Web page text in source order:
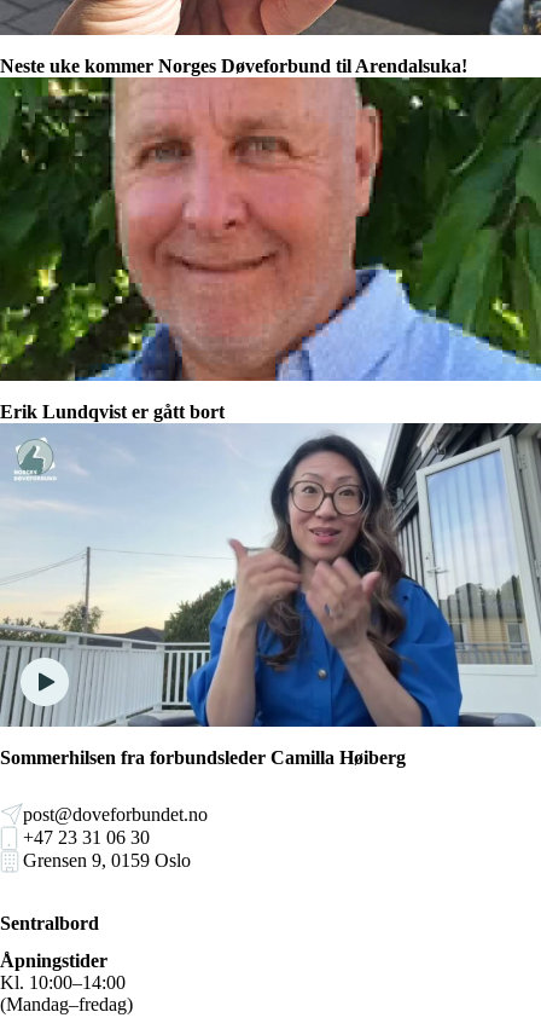
Neste uke kommer Norges Døveforbund til Arendalsuka!
Erik Lundqvist er gått bort
Sommerhilsen fra forbundsleder Camilla Høiberg
post@doveforbundet.no
+47 23 31 06 30
Grensen 9, 0159 Oslo
Sentralbord
Åpningstider
Kl. 10:00–14:00
(Mandag–fredag)